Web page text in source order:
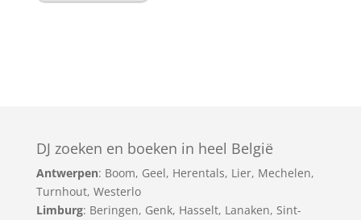
DJ zoeken en boeken in heel België
Antwerpen: Boom, Geel, Herentals, Lier, Mechelen,
Turnhout, Westerlo
Limburg: Beringen, Genk, Hasselt, Lanaken, Sint-